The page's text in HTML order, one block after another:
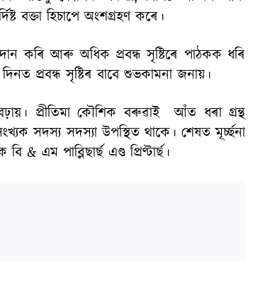
বক্তা হিচাপে অংশগ্ৰহণ কৰে।
কৰি আৰু অধিক প্ৰবন্ধ সৃষ্টিৰে পাঠকক ধৰি
প্ৰবন্ধ সৃষ্টিৰ বাবে শুভকামনা জনায়।
প্ৰীতিমা কৌশিক বৰুৱাই আঁত ধৰা গ্ৰন্থ
সদস্য সদস্যা উপস্থিত থাকে। শেষত মূৰ্চ্ছনা
এম পাব্লিছাৰ্ছ এণ্ড প্ৰিণ্টাৰ্ছ।